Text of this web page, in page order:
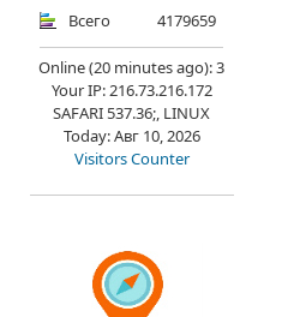
Всего 4179659
Online (20 minutes ago): 3
Your IP: 216.73.216.172
SAFARI 537.36;, LINUX
Today: Авг 10, 2026
Visitors Counter